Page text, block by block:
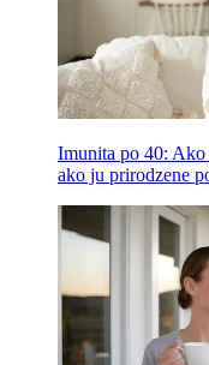
Imunita po 40: Ako
ako ju prirodzene